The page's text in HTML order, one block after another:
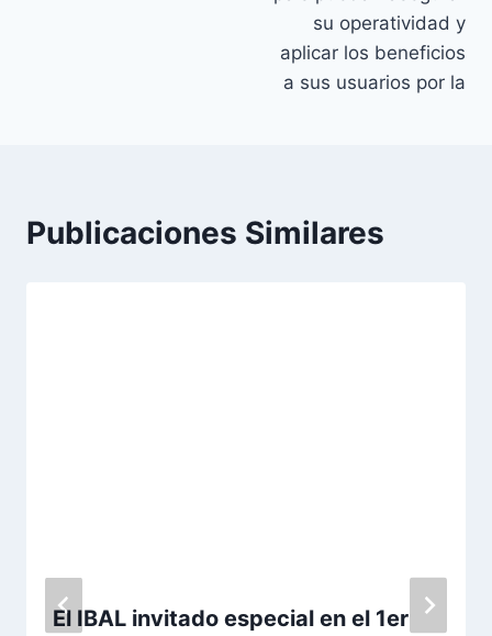
su operatividad y
aplicar los beneficios
a sus usuarios por la
Publicaciones Similares
El IBAL invitado especial en el 1er